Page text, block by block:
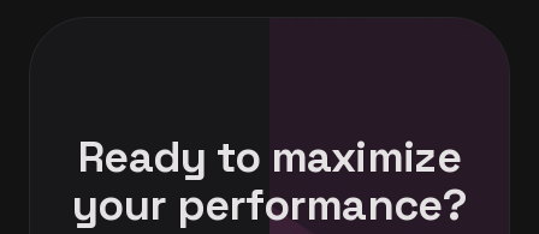
Ready to maximize
your performance?